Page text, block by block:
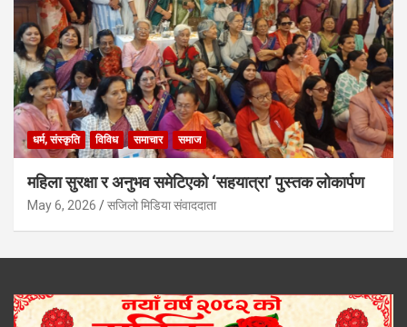
धर्म, संस्कृति विविध समाचार समाज
महिला सुरक्षा र अनुभव समेटिएको ‘सहयात्रा’ पुस्तक लोकार्पण
May 6, 2026 सजिलो मिडिया संवाददाता